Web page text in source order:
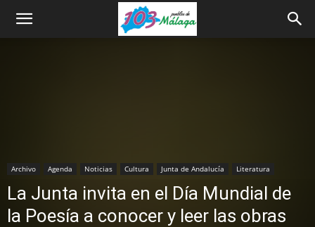
Archivo Agenda Noticias Cultura Junta de Andalucía Literatura
La Junta invita en el Día Mundial de
la Poesía a conocer y leer las obras